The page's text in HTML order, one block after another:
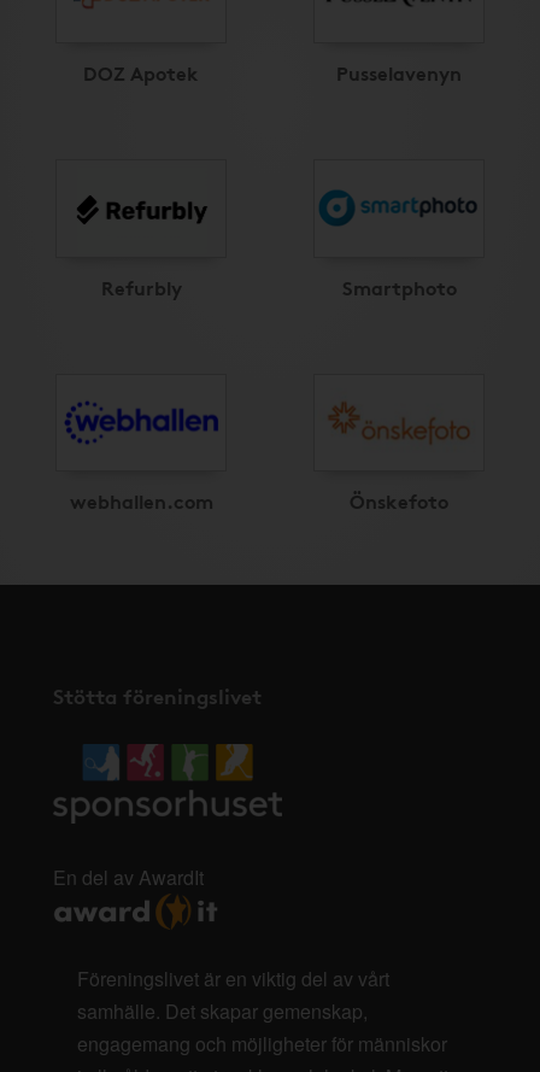
DOZ Apotek Pusselavenyn
Refurbly Smartphoto
webhallen.com Önskefoto
Stötta föreningslivet
En del av AwardIt
Föreningslivet är en viktig del av vårt
samhälle. Det skapar gemenskap,
engagemang och möjligheter för människor